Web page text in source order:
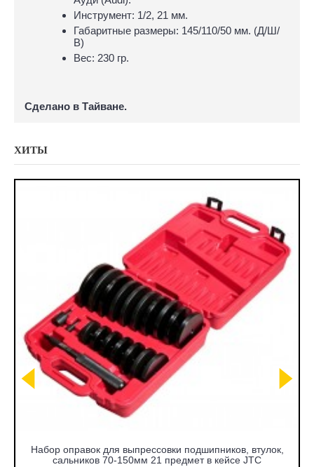
Инструмент: 1/2, 21 мм.
Габаритные размеры: 145/110/50 мм. (Д/Ш/
В)
Вес: 230 гр.
Сделано в Тайване.
ХИТЫ
Набор оправок для выпрессовки подшипников, втулок,
сальников 70-150мм 21 предмет в кейсе JTC